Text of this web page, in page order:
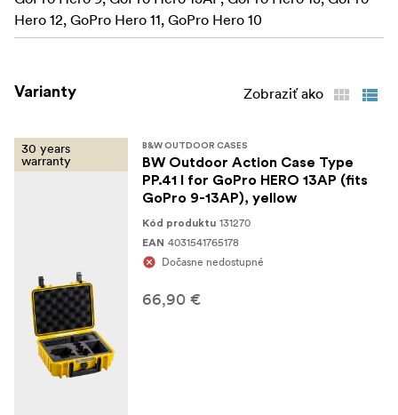
Hero 12, GoPro Hero 11, GoPro Hero 10
Varianty Zobraziť ako
30 years
warranty
B&W OUTDOOR CASES
BW Outdoor Action Case Type
PP.41 I for GoPro HERO 13AP (fits
GoPro 9-13AP), yellow
Kód produktu 131270
EAN 4031541765178
Dočasne nedostupné
66,90 €